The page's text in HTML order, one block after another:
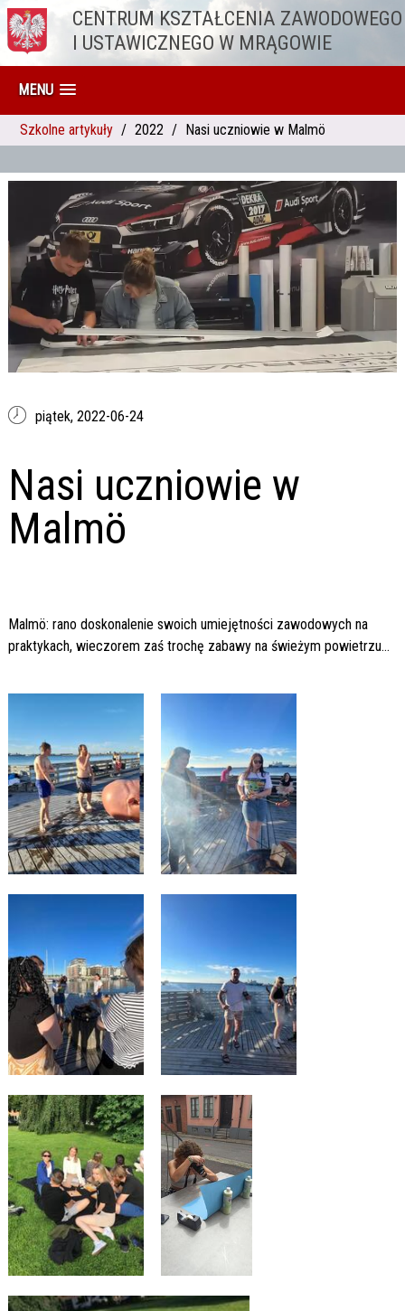
Przejdź do treściCENTRUM KSZTAŁCENIA ZAWODOWEGO
I USTAWICZNEGO W MRĄGOWIE
MENU
Szkolne artykuły 2022 Nasi uczniowie w Malmö
piątek, 2022-06-24
Nasi uczniowie w
Malmö
Malmö: rano doskonalenie swoich umiejętności zawodowych na
praktykach, wieczorem zaś trochę zabawy na świeżym powietrzu...